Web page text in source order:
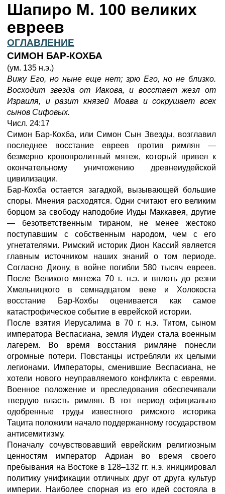
Шапиро М. 100 великих
евреев
ОГЛАВЛЕНИЕ
СИМОН БАР-КОХБА
(ум. 135 н.э.)
Вижу Его, но ныне еще нет; зрю Его, но не близко.
Восходит звезда от Иакова, и восстает жезл от
Израиля, и разит князей Моава и сокрушает всех
сынов Сифовых.
Числ. 24:17
Симон Бар-Кохба, или Симон Сын Звезды, возглавил
последнее восстание евреев против римлян —
безмерно кровопролитный мятеж, который привел к
окончательному уничтожению древнеиудейской
цивилизации.
Бар-Кохба остается загадкой, вызывающей большие
споры. Мнения расходятся. Одни считают его великим
борцом за свободу наподобие Иуды Маккавея, другие
— безответственным тираном, не менее жестоко
поступавшим с собственным народом, чем с его
угнетателями. Римский историк Дион Кассий является
главным источником наших знаний о том периоде.
Согласно Диону, в войне погибли 580 тысяч евреев.
После Великого мятежа 70 г. н.э. и вплоть до резни
Хмельницкого в семнадцатом веке и Холокоста
восстание Бар-Кохбы оценивается как самое
катастрофическое событие в еврейской истории.
После взятия Иерусалима в 70 г. н.э. Титом, сыном
императора Веспасиана, земля Иудеи стала военным
лагерем. Во время восстания римляне понесли
огромные потери. Повстанцы истребляли их целыми
легионами. Императоры, сменившие Веспасиана, не
хотели нового неуправляемого конфликта с евреями.
Военное положение и преследования обеспечивали
твердую власть римлян. В тот период официально
одобренные труды известного римского историка
Тацита положили начало поддержанному государством
антисемитизму.
Поначалу сочувствовавший еврейским религиозным
ценностям император Адриан во время своего
пребывания на Востоке в 128–132 гг. н.э. инициировал
политику унификации отличных друг от друга культур
империи. Наиболее спорная из его идей состояла в